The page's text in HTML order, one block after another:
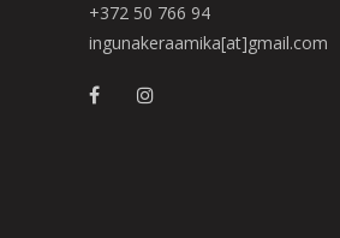
+372 50 766 94
ingunakeraamika[at]gmail.com